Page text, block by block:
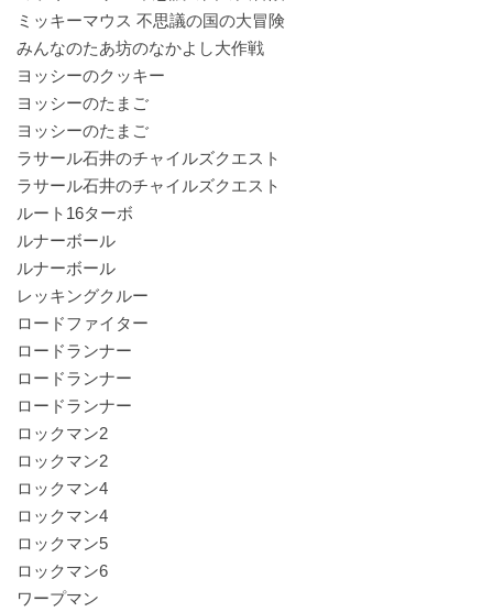
ミッキーマウス 不思議の国の大冒険
みんなのたあ坊のなかよし大作戦
ヨッシーのクッキー
ヨッシーのたまご
ヨッシーのたまご
ラサール石井のチャイルズクエスト
ラサール石井のチャイルズクエスト
ルート16ターボ
ルナーボール
ルナーボール
レッキングクルー
ロードファイター
ロードランナー
ロードランナー
ロードランナー
ロックマン2
ロックマン2
ロックマン4
ロックマン4
ロックマン5
ロックマン6
ワープマン